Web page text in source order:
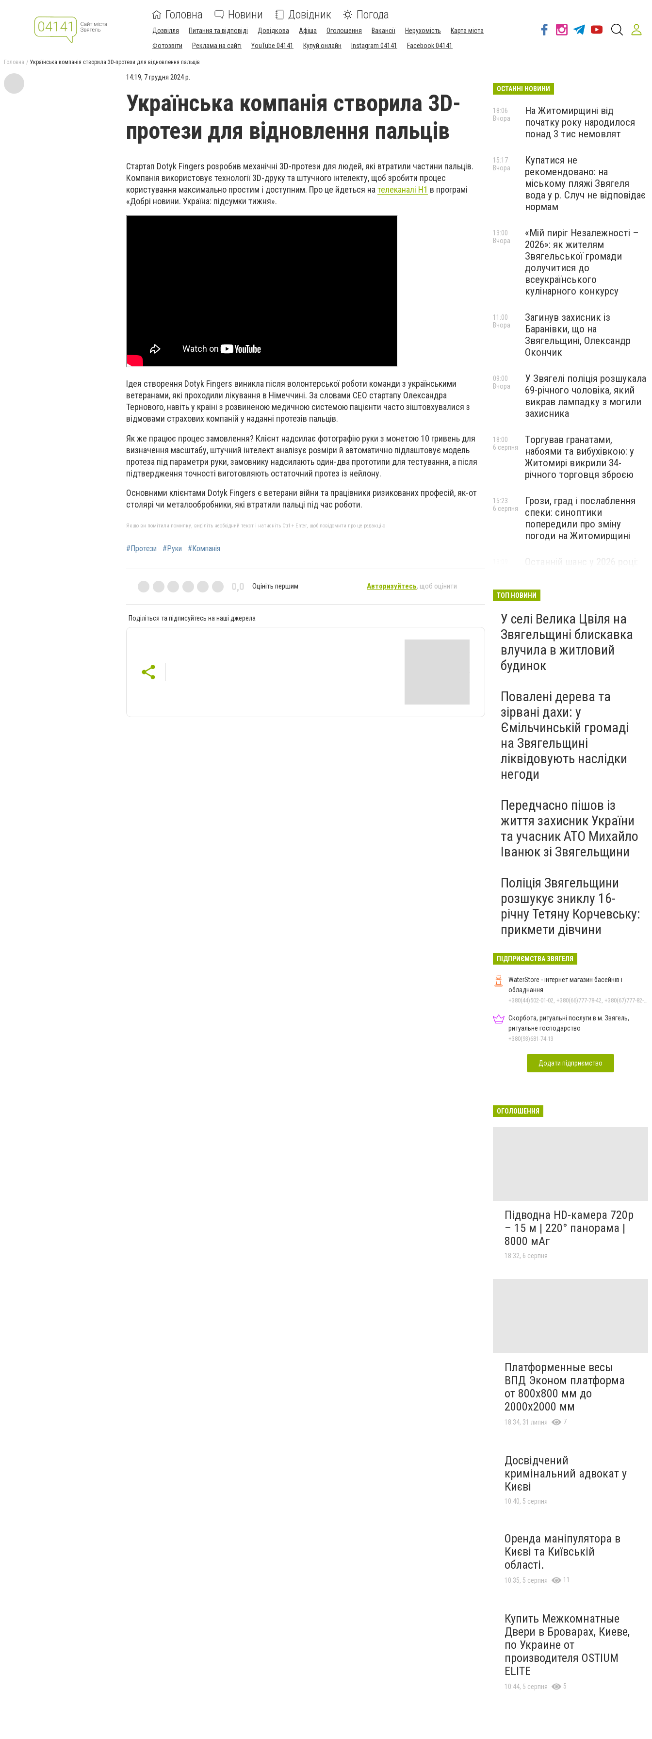
Головна Новини Довідник Погода
Дозвілля Питання та відповіді Довідкова Афіша Оголошення Вакансії Нерухомість
Карта міста
Фотозвіти
Реклама на сайті YouTube 04141 Купуй онлайн Instagram 04141 Facebook 04141
Головна Українська компанія створила 3D-протези для відновлення пальців
14:19, 7 грудня 2024 р.
Українська компанія створила 3D-
протези для відновлення пальців
Стартап Dotyk Fingers розробив механічні 3D-протези для людей, які втратили частини пальців.
Компанія використовує технології 3D-друку та штучного інтелекту, щоб зробити процес
користування максимально простим і доступним. Про це йдеться на телеканалі Н1 в програмі
«Добрі новини. Україна: підсумки тижня».
Ідея створення Dotyk Fingers виникла після волонтерської роботи команди з українськими
ветеранами, які проходили лікування в Німеччині. За словами CEO стартапу Олександра
Тернового, навіть у країні з розвиненою медичною системою пацієнти часто зіштовхувалися з
відмовами страхових компаній у наданні протезів пальців.
Як же працює процес замовлення? Клієнт надсилає фотографію руки з монетою 10 гривень для
визначення масштабу, штучний інтелект аналізує розміри й автоматично підлаштовує модель
протеза під параметри руки, замовнику надсилають один-два прототипи для тестування, а після
підтвердження точності виготовляють остаточний протез із нейлону.
Основними клієнтами Dotyk Fingers є ветерани війни та працівники ризикованих професій, як-от
столярі чи металообробники, які втратили пальці під час роботи.
Якщо ви помітили помилку, виділіть необхідний текст і натисніть Ctrl + Enter, щоб повідомити про це редакцію
#Протези #Руки #Компанія
0,0 Оцініть першим Авторизуйтесь, щоб оцінити
Поділіться та підписуйтесь на наші джерела
ОСТАННІ НОВИНИ
На Житомирщині від
початку року народилося
понад 3 тис немовлят
18:06
Вчора
Купатися не
рекомендовано: на
міському пляжі Звягеля
вода у р. Случ не відповідає
нормам
15:17
Вчора
«Мій пиріг Незалежності –
2026»: як жителям
Звягельської громади
долучитися до
всеукраїнського
кулінарного конкурсу
13:00
Вчора
Загинув захисник із
Баранівки, що на
Звягельщині, Олександр
Окончик
11:00
Вчора
У Звягелі поліція розшукала
69-річного чоловіка, який
викрав лампадку з могили
захисника
09:00
Вчора
Торгував гранатами,
набоями та вибухівкою: у
Житомирі викрили 34-
річного торговця зброєю
18:00
6 серпня
Грози, град і послаблення
спеки: синоптики
попередили про зміну
погоди на Житомирщині
15:23
6 серпня
Останній шанс у 2026 році:
майбутніх водійок автобусів
ТОП НОВИНИ
У селі Велика Цвіля на
Звягельщині блискавка
влучила в житловий
будинок
Повалені дерева та
зірвані дахи: у
Ємільчинській громаді
на Звягельщині
ліквідовують наслідки
негоди
Передчасно пішов із
життя захисник України
та учасник АТО Михайло
Іванюк зі Звягельщини
Поліція Звягельщини
розшукує зниклу 16-
річну Тетяну Корчевську:
прикмети дівчини
ПІДПРИЄМСТВА ЗВЯГЕЛЯ
WaterStore - інтернет магазин басейнів і
обладнання
+380(44)502-01-02, +380(66)777-78-42, +380(67)777-82-19, +380(67)890-80-80, +380(73)890-80-80, +380(44)502-01-03
Скорбота, ритуальні послуги в м. Звягель,
ритуальне господарство
+380(93)681-74-13
Додати підприємство
ОГОЛОШЕННЯ
Підводна HD-камера 720p
– 15 м | 220° панорама |
8000 мАг
18:32, 6 серпня
Платформенные весы
ВПД Эконом платформа
от 800х800 мм до
2000х2000 мм
18:34, 31 липня 7
Досвідчений
кримінальний адвокат у
Києві
10:40, 5 серпня
Оренда маніпулятора в
Києві та Київській
області.
10:35, 5 серпня 11
Купить Межкомнатные
Двери в Броварах, Киеве,
по Украине от
производителя OSTIUM
ELITE
10:44, 5 серпня 5